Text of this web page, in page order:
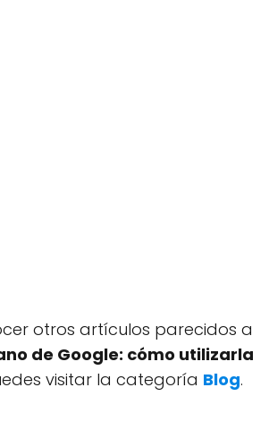
otros artículos parecidos a
de Google: cómo utilizarla
visitar la categoría Blog.